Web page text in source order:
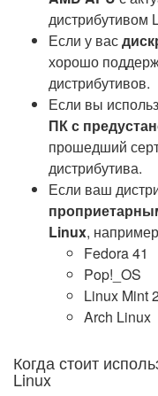
дистрибутивом
Если у вас
хорошо
дистрибутивов.
Если вы
ПК с
прошедший
дистрибутива.
Если ваш
Linux,
Fedora 41
Pop!_OS
Linux Mint
Arch Linux
Когда стоит
Linux